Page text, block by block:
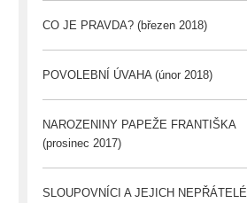
CO JE PRAVDA? (březen 2018)
POVOLEBNÍ ÚVAHA (únor 2018)
NAROZENINY PAPEŽE FRANTIŠKA
(prosinec 2017)
SLOUPOVNÍCI A JEJICH NEPŘÁTELÉ